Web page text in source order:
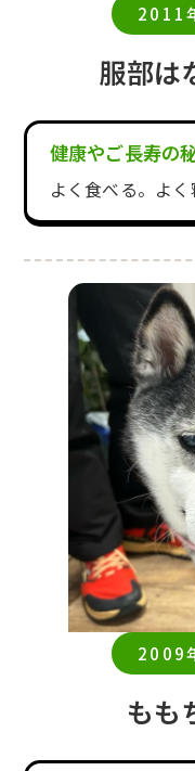
2011
服部は
健康やご長寿の
よく食べる。よく
2009
もも